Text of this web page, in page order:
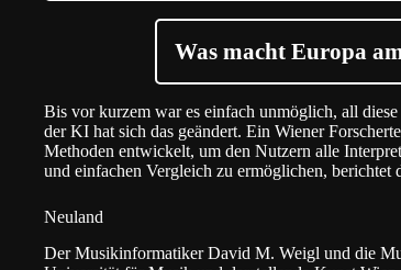
Was macht Europa
Bis vor kurzem war es einfach unmöglich, all
der KI hat sich das geändert. Ein Wiener
Methoden entwickelt, um den Nutzern alle
und einfachen Vergleich zu ermöglichen, berichtet
Neuland
Der Musikinformatiker David M. Weigl und die